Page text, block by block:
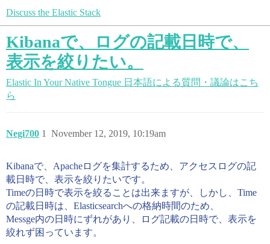
Discuss the Elastic Stack
Kibanaで、ログの記載日時で、
表示を絞りたい。
Elastic In Your Native Tongue 日本語による質問・議論はこち
ら
Negi700 November 12, 2019, 10:19am
1
Kibanaで、Apacheログを集計するため、アクセスログの記
載日時で、表示を絞りたいです。
Timeの日時で表示を絞ることは出来ますが、しかし、Time
の記載日時は、Elasticsearchへの格納時間のため、
Messge内の日時にずれがあり、ログ記載の日時で、表示を
絞れず困っています。